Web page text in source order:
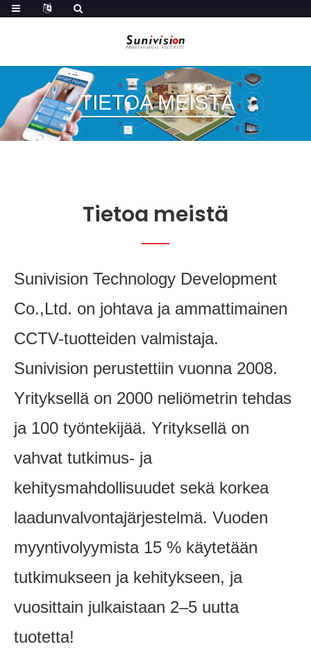
TIETOA MEISTÄ
Tietoa meistä
Sunivision Technology Development
Co.,Ltd. on johtava ja ammattimainen
CCTV-tuotteiden valmistaja.
Sunivision perustettiin vuonna 2008.
Yrityksellä on 2000 neliömetrin tehdas
ja 100 työntekijää. Yrityksellä on
vahvat tutkimus- ja
kehitysmahdollisuudet sekä korkea
laadunvalvontajärjestelmä. Vuoden
myyntivolyymista 15 % käytetään
tutkimukseen ja kehitykseen, ja
vuosittain julkaistaan 2–5 uutta
tuotetta!